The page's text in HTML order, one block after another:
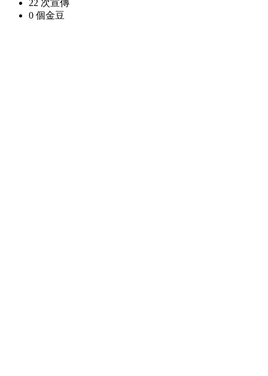
22 次宣傳
0 個金豆